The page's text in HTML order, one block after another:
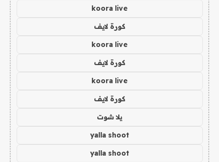
koora live
كورة لايف
koora live
كورة لايف
koora live
كورة لايف
يلا شوت
yalla shoot
yalla shoot